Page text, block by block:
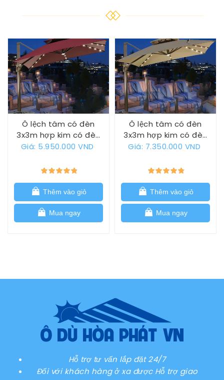
Ô lệch tâm có đèn
3x3m hợp kim có đèn
dạng sao màu đỏ mận
Giá: 5.950.000 VND
Thêm vào giỏ
Mua ngay
Ô lệch tâm có đèn
3x3m hợp kim có đèn
dạng sao màu Be cffe
Giá: 7.350.000 VND
Thêm vào giỏ
Mua ngay
Hỗ trợ tư vấn lắp đặt 24/7
Đối với khách hàng ở xa được Hỗ trợ giao